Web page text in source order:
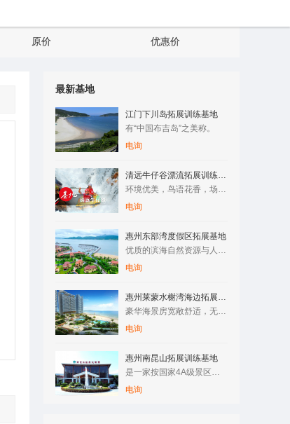
原价 优惠价
最新基地
江门下川岛拓展训练基地
有“中国布吉岛”之美称。
电询
清远牛仔谷漂流拓展训练基地
环境优美，鸟语花香，场地空阔，空气清新，纯天然原生态树林/竹…
电询
惠州东部湾度假区拓展基地
优质的滨海自然资源与人文资源，让整个区域拥有了成为国际滨海旅…
电询
惠州莱蒙水榭湾海边拓展训练基地
豪华海景房宽敞舒适，无边际泳游池与海浑然一体，还有专属儿童池…
电询
惠州南昆山拓展训练基地
是一家按国家4A级景区标准建设的综合性旅游度假区。
电询